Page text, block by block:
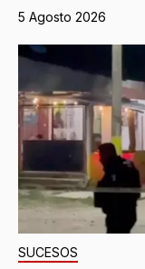
5 Agosto 2026
SUCESOS